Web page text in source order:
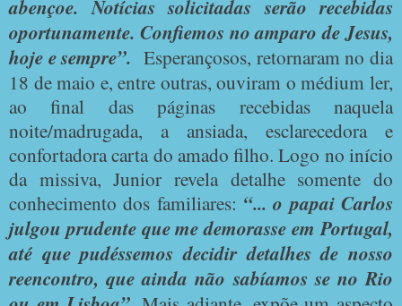
abençoe. Notícias solicitadas serão recebidas
oportunamente. Confiemos no amparo de Jesus,
hoje e sempre”. Esperançosos, retornaram no dia
18 de maio e, entre outras, ouviram o médium ler,
ao final das páginas recebidas naquela
noite/madrugada, a ansiada, esclarecedora e
confortadora carta do amado filho. Logo no início
da missiva, Junior revela detalhe somente do
conhecimento dos familiares: “... o papai Carlos
julgou prudente que me demorasse em Portugal,
até que pudéssemos decidir detalhes de nosso
reencontro, que ainda não sabíamos se no Rio